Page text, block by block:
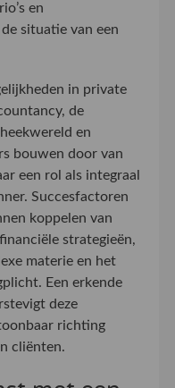
en
situatie van een
in private
de
en
bouwen door van
een rol als integraal
Succesfactoren
koppelen van
strategieën,
materie en het
Een erkende
deze
richting
cliënten.